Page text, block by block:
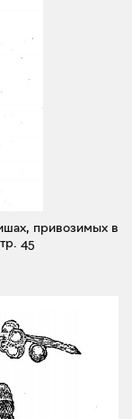
привозимых в
45